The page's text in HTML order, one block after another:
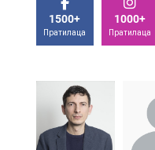
1500+
Пратилаца
1000+
Пратилаца